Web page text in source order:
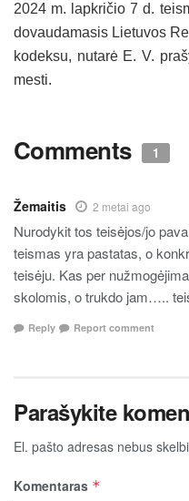
2024 m. lapk­ri­čio 7 d.
do­vau­da­ma­sis Lie­tu­vos
ko­dek­su, nu­ta­rė E. V.
mes­ti.
Comments 1
Žemaitis 2 metai ago
Nurodykit tos teisėjos/jo
teismas yra pastatas, o
teisėju. Kas per
skolomis, o trukdo jam…..
Reply Report comment
Parašykite
El. pašto adresas nebus
Komentaras *